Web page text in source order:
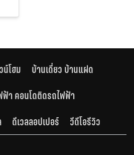
น์โฮม
บ้านเดี่ยว บ้านแฝด
ฟ้า คอนโดติดรถไฟฟ้า
ดีเวลลอปเปอร์ วีดีโอรีวิว